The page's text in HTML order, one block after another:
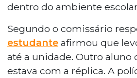
dentro do ambiente
Segundo o comissário
estudante afirmou que
até a unidade. Outro aluno
estava com a réplica. A